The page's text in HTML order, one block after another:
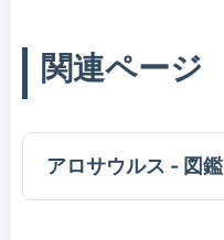
関連ページ
アロサウルス - 図鑑